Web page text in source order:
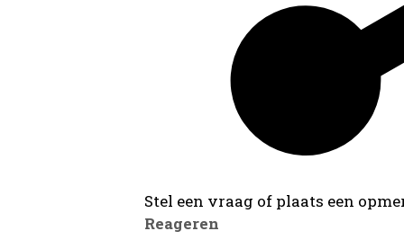
Stel een vraag of plaats een
Reageren